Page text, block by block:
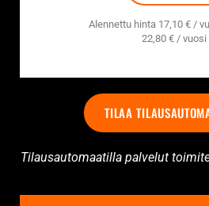
Alennettu hinta 17,10 € /
22,80 € / vuosi
TILAA
Tilausautomaatilla palvelut